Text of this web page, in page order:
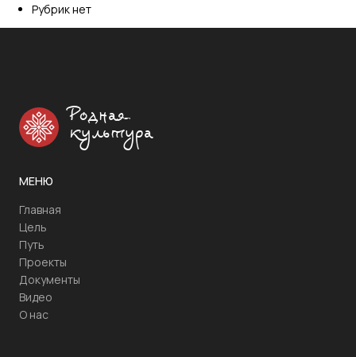
Рубрик нет
Родная
культура
МЕНЮ
Главная
Цель
Путь
Проекты
Документы
Видео
О нас